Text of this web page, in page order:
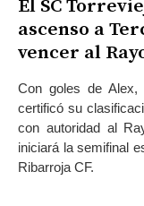
El SC
ascenso a
vencer al
Con goles de
certificó su
con autoridad al
iniciará la semifinal
Ribarroja CF.